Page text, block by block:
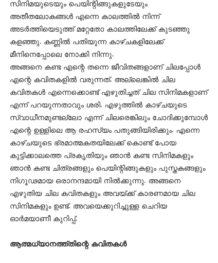
സിനിമയുടെയും പെയിന്റിങ്ങുകളുടേയും
അതീതലോകങ്ങള്‍ എന്നെ കാലത്തില്‍ നിന്ന്
അടര്‍ത്തിയെടുത്ത് മറ്റേതോ കാലത്തിലേക്ക് കുടഞ്ഞു
കളഞ്ഞു. കണ്ണില്‍ പതിയുന്ന കാഴ്ചകളിലേക്ക്
മീനിനെപ്പോലെ നോക്കി നിന്നു.
അങ്ങനെ കണ്ട എന്റെ തന്നെ ജീവിതങ്ങളാണ് ചിലപ്പോള്‍
എന്റെ കവിതകളില്‍ വരുന്നത്. അല്ലെങ്കില്‍ ചില
കവിതകള്‍ എന്നെക്കൊണ്ട് എഴുതിച്ചത് ചില സിനിമകളാണ്
എന്ന് പറയുന്നതാവും ശരി. എഴുത്തില്‍ കാഴ്ചയുടെ
സ്വാധീനമുണ്ടല്ലോ എന്ന് ചിലരെങ്കിലും ചോദിക്കുമ്പോള്‍
എന്റെ ഉള്ളിലെ ആ രഹസ്യം പതുങ്ങിയിരിക്കും. എന്നെ
കാഴ്ചയുടെ ഭ്രമാത്മകതയിലേക്ക് കൊണ്ട് പോയ
കുട്ടിക്കാലത്തെ പ്രകൃതിയും ഞാന്‍ കണ്ട സിനിമകളും
ഞാന്‍ കണ്ട ചിത്രങ്ങളും പെയിന്റിങ്ങുകളും പുസ്തകങ്ങളും
നിഗൂഢമായ ഒരാനന്ദമായി നില്‍ക്കുന്നു. അങ്ങനെ
എഴുതിയ ചില കവിതകളും അവയ്ക്ക് കാരണമായ ചില
സിനിമകളും ഉണ്ട്. അവയെക്കുറിച്ചുള്ള ചെറിയ
ഓര്‍മയാണീ കുറിപ്പ്.
ആത്മധ്യാനത്ത്തിന്റെ കവിതകള്‍